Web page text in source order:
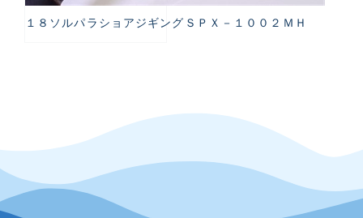
１８ソルパラショアジギングＳＰＸ－１００２ＭＨ